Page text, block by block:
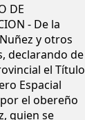
DE
- De la
y otros
declarando de
el Título
Espacial
el obereño
quien se